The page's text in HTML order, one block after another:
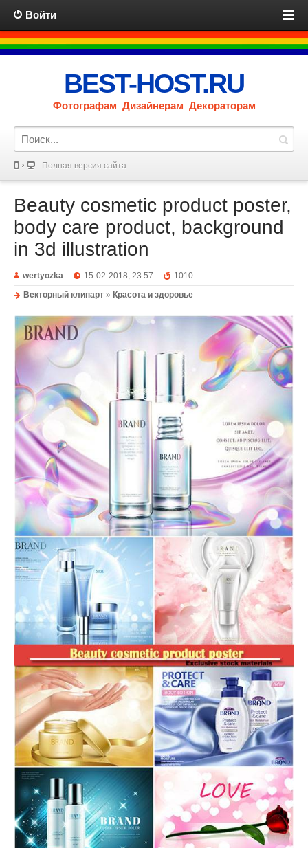
Войти
BEST-HOST.RU
Фотографам Дизайнерам Декораторам
Полная версия сайта
Beauty cosmetic product poster,
body care product, background
in 3d illustration
wertyozka 15-02-2018, 23:57
1010
Векторный клипарт » Красота и здоровье